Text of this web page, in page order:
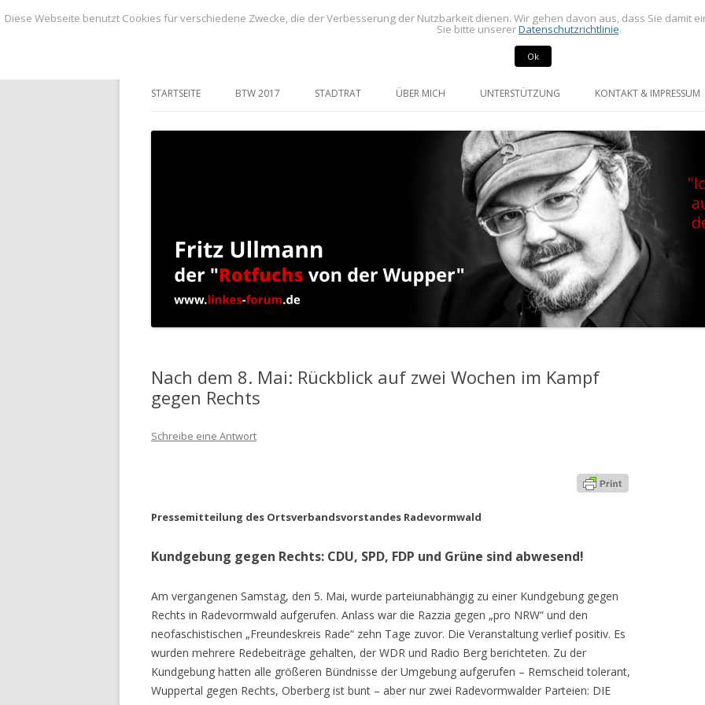
BLOG von Fritz Ullmann, linker Stadtverordneter im Rat der Stadt Radevormwald
zum
STARTSEITE BTW 2017 STADTRAT ÜBER MICH UNTERSTÜTZUNG KONTAKT & IMPRESSUM
Nach dem 8. Mai: Rückblick auf zwei Wochen im Kampf
gegen Rechts
Schreibe eine Antwort
Pressemitteilung des Ortsverbandsvorstandes Radevormwald
Kundgebung gegen Rechts: CDU, SPD, FDP und Grüne sind abwesend!
Am vergangenen Samstag, den 5. Mai, wurde parteiunabhängig zu einer Kundgebung gegen
Rechts in Radevormwald aufgerufen. Anlass war die Razzia gegen „pro NRW“ und den
neofaschistischen „Freundeskreis Rade“ zehn Tage zuvor. Die Veranstaltung verlief positiv. Es
wurden mehrere Redebeiträge gehalten, der WDR und Radio Berg berichteten. Zu der
Kundgebung hatten alle größeren Bündnisse der Umgebung aufgerufen – Remscheid tolerant,
Wuppertal gegen Rechts, Oberberg ist bunt – aber nur zwei Radevormwalder Parteien: DIE
Diese Webseite benutzt Cookies für verschiedene Zwecke, die der Verbesserung der Nutzbarkeit dienen. Wir gehen davon aus, dass Sie damit
Sie bitte unsererDatenschutzrichtlinie.
Ok